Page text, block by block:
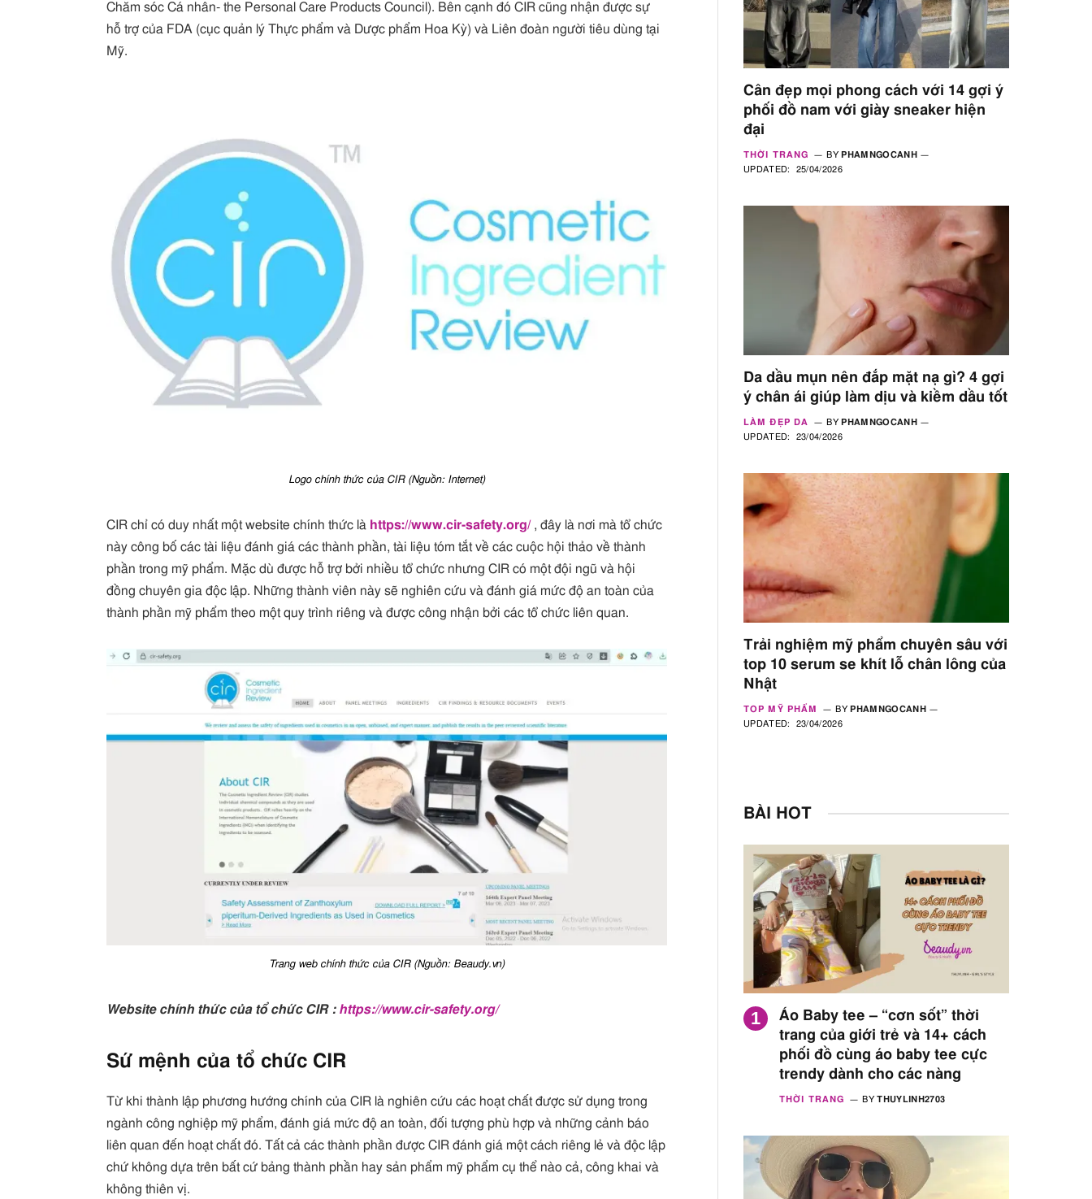
Chăm sóc Cá nhân- the Personal Care Products Council). Bên cạnh đó CIR cũng nhận được sự
hỗ trợ của FDA (cục quản lý Thực phẩm và Dược phẩm Hoa Kỳ) và Liên đoàn người tiêu dùng tại
Mỹ.
Logo chính thức của CIR (Nguồn: Internet)
CIR chỉ có duy nhất một website chính thức là https://www.cir-safety.org/, đây là nơi mà tổ chức
này công bố các tài liệu đánh giá các thành phần, tài liệu tóm tắt về các cuộc hội thảo về thành
phần trong mỹ phẩm. Mặc dù được hỗ trợ bởi nhiều tổ chức nhưng CIR có một đội ngũ và hội
đồng chuyên gia độc lập. Những thành viên này sẽ nghiên cứu và đánh giá mức độ an toàn của
thành phần mỹ phẩm theo một quy trình riêng và được công nhận bởi các tổ chức liên quan.
Trang web chính thức của CIR (Nguồn: Beaudy.vn)
Website chính thức của tổ chức CIR : https://www.cir-safety.org/
Sứ mệnh của tổ chức CIR
Từ khi thành lập phương hướng chính của CIR là nghiên cứu các hoạt chất được sử dụng trong
ngành công nghiệp mỹ phẩm, đánh giá mức độ an toàn, đối tượng phù hợp và những cảnh báo
liên quan đến hoạt chất đó. Tất cả các thành phần được CIR đánh giá một cách riêng lẻ và độc lập
chứ không dựa trên bất cứ bảng thành phần hay sản phẩm mỹ phẩm cụ thể nào cả, công khai và
không thiên vị.
Cân đẹp mọi phong cách với 14 gợi ý
phối đồ nam với giày sneaker hiện
đại
THỜI TRANG BY PHAMNGOCANH
UPDATED:
25/04/2026
Da dầu mụn nên đắp mặt nạ gì? 4 gợi
ý chân ái giúp làm dịu và kiềm dầu tốt
LÀM ĐẸP DA BY PHAMNGOCANH
UPDATED:
23/04/2026
Trải nghiệm mỹ phẩm chuyên sâu với
top 10 serum se khít lỗ chân lông của
Nhật
TOP MỸ PHẨM BY PHAMNGOCANH
UPDATED:
23/04/2026
BÀI HOT
Áo Baby tee – “cơn sốt” thời
trang của giới trẻ và 14+ cách
phối đồ cùng áo baby tee cực
trendy dành cho các nàng
THỜI TRANG BY THUYLINH2703